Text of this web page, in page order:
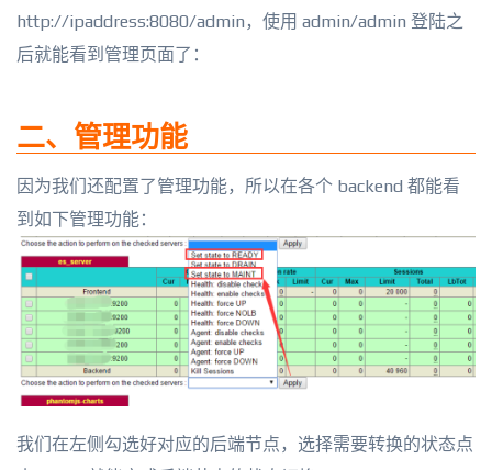
http://ipaddress:8080/admin，使用 admin/admin 登陆之
后就能看到管理页面了：
二、管理功能
因为我们还配置了管理功能，所以在各个 backend 都能看
到如下管理功能：
我们在左侧勾选好对应的后端节点，选择需要转换的状态点